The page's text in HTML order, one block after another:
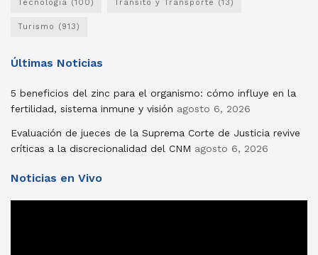
Tecnología (100) Tránsito y Transporte (13)
Turismo (913)
Últimas Noticias
5 beneficios del zinc para el organismo: cómo influye en la
fertilidad, sistema inmune y visión agosto 6, 2026
Evaluación de jueces de la Suprema Corte de Justicia revive
críticas a la discrecionalidad del CNM agosto 6, 2026
Noticias en Vivo